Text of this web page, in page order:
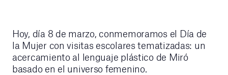
Hoy, día 8 de marzo, conmemoramos el Día de
la Mujer con visitas escolares tematizadas: un
acercamiento al lenguaje plástico de Miró
basado en el universo femenino.